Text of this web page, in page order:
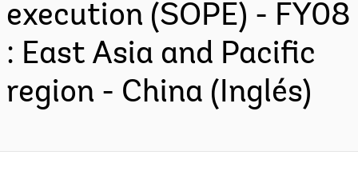
execution (SOPE) - FY08
: East Asia and Pacific
region - China (Inglés)